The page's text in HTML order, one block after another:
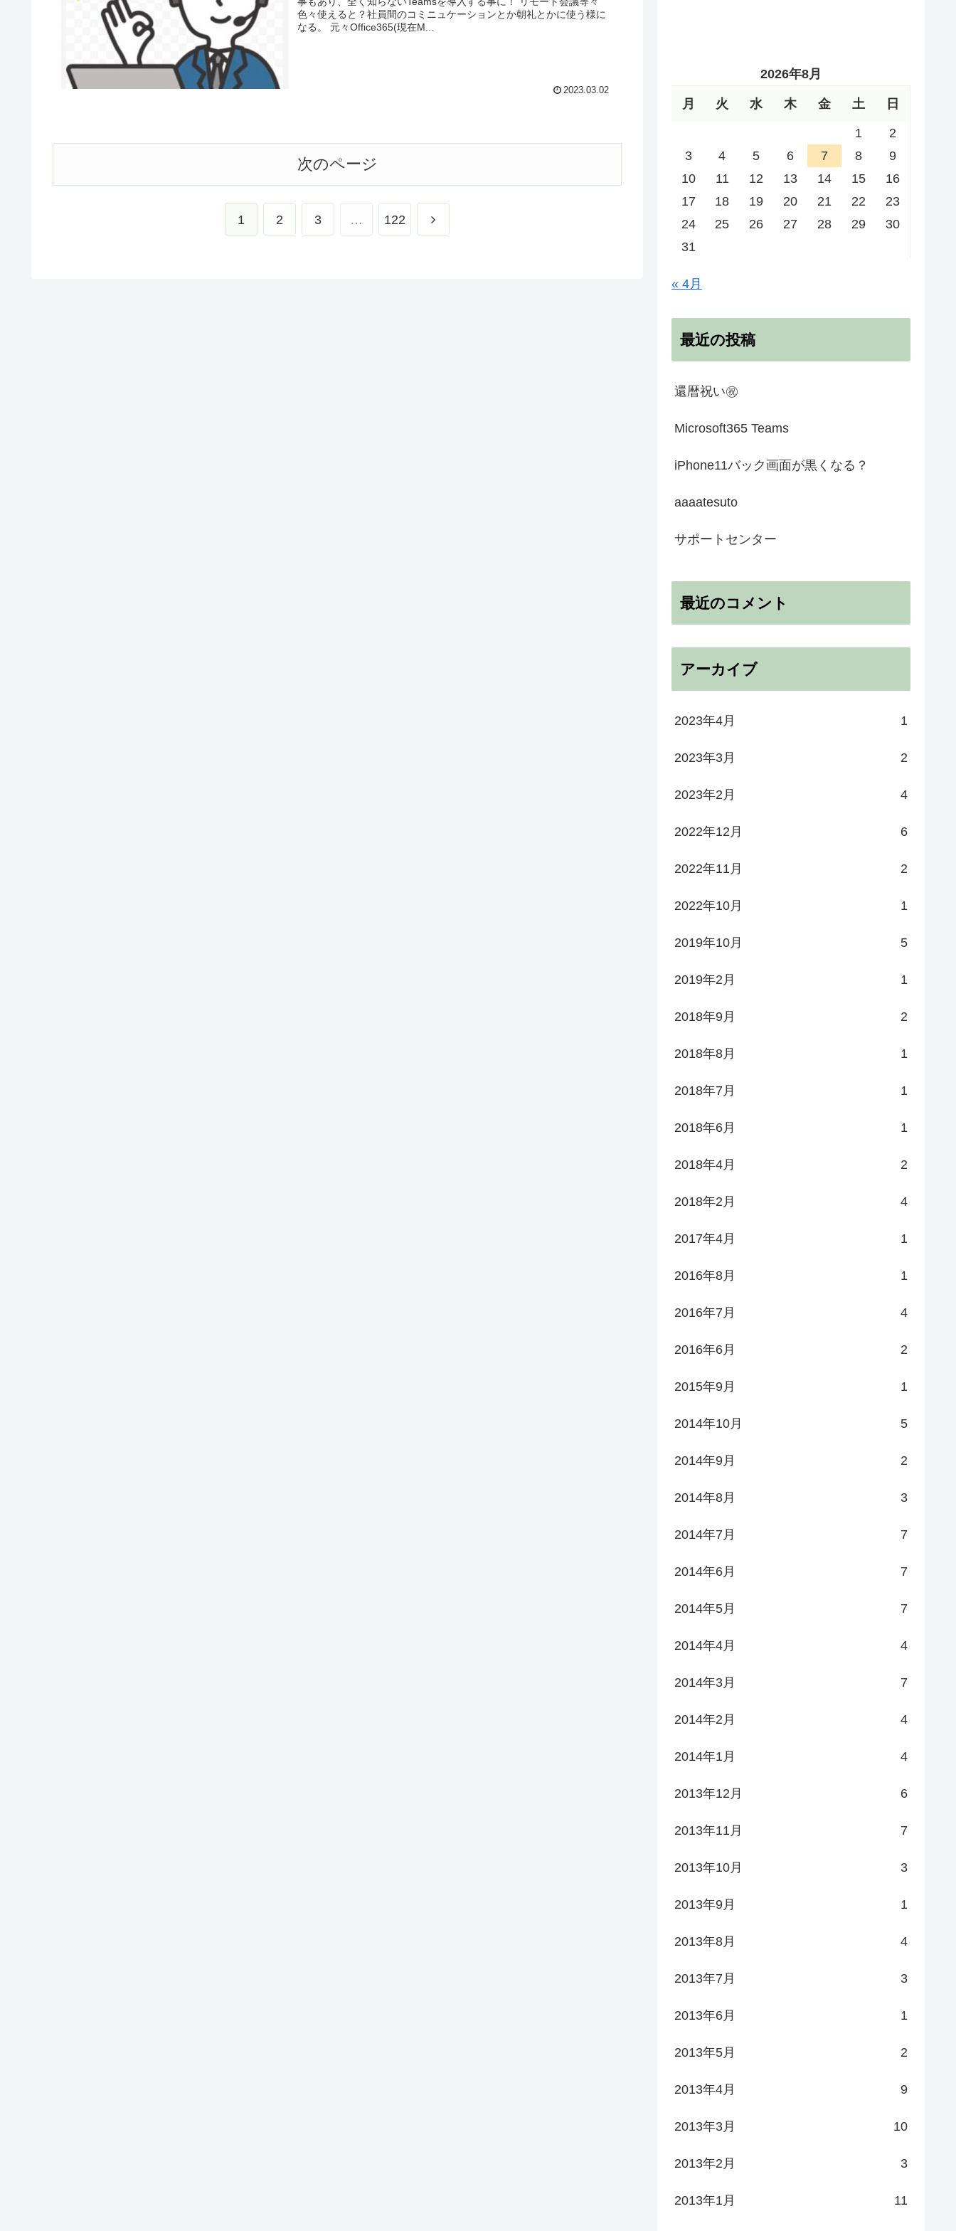
色々使えると？社員間のコミニュケーションとか朝礼とかに使う様に
なる。 元々Office365(現在M...
2023.03.02
次のページ
1 2 3 … 122 次
2026年8月
月 火 水 木 金 土 日
1
2
3
4 5 6 7 8
9
10
11 12 13 14 15
16
17
18 19 20 21 22
23
24
25 26 27 28 29
30
31
« 4月
最近の投稿
還暦祝い㊗️
Microsoft365 Teams
iPhone11バック画面が黒くなる？
aaaatesuto
サポートセンター
最近のコメント
アーカイブ
2023年4月 1
2023年3月 2
2023年2月 4
2022年12月 6
2022年11月 2
2022年10月 1
2019年10月 5
2019年2月 1
2018年9月 2
2018年8月 1
2018年7月 1
2018年6月 1
2018年4月 2
2018年2月 4
2017年4月 1
2016年8月 1
2016年7月 4
2016年6月 2
2015年9月 1
2014年10月 5
2014年9月 2
2014年8月 3
2014年7月 7
2014年6月 7
2014年5月 7
2014年4月 4
2014年3月 7
2014年2月 4
2014年1月 4
2013年12月 6
2013年11月 7
2013年10月 3
2013年9月 1
2013年8月 4
2013年7月 3
2013年6月 1
2013年5月 2
2013年4月 9
2013年3月 10
2013年2月 3
2013年1月 11